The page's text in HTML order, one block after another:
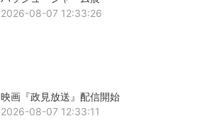
2026-08-07 12:33:26
映画『政見放送』配信開始
2026-08-07 12:33:11